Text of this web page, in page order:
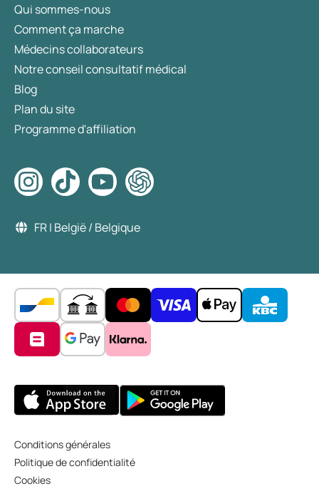
Qui sommes-nous
Comment ça marche
Médecins collaborateurs
Notre conseil consultatif médical
Blog
Plan du site
Programme d'affiliation
FR | België / Belgique
Conditions générales
Politique de confidentialité
Cookies